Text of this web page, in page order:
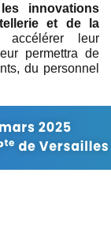
innovations
et de la
leur
permettra de
du personnel